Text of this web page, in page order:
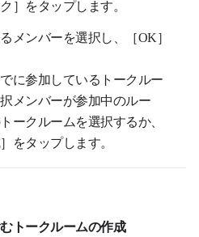
］をタップします。
メンバーを選択し、［OK］
に参加しているトークルー
メンバーが参加中のルー
ークルームを選択するか、
をタップします。
トークルームの作成